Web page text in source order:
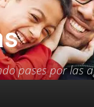
pases por las